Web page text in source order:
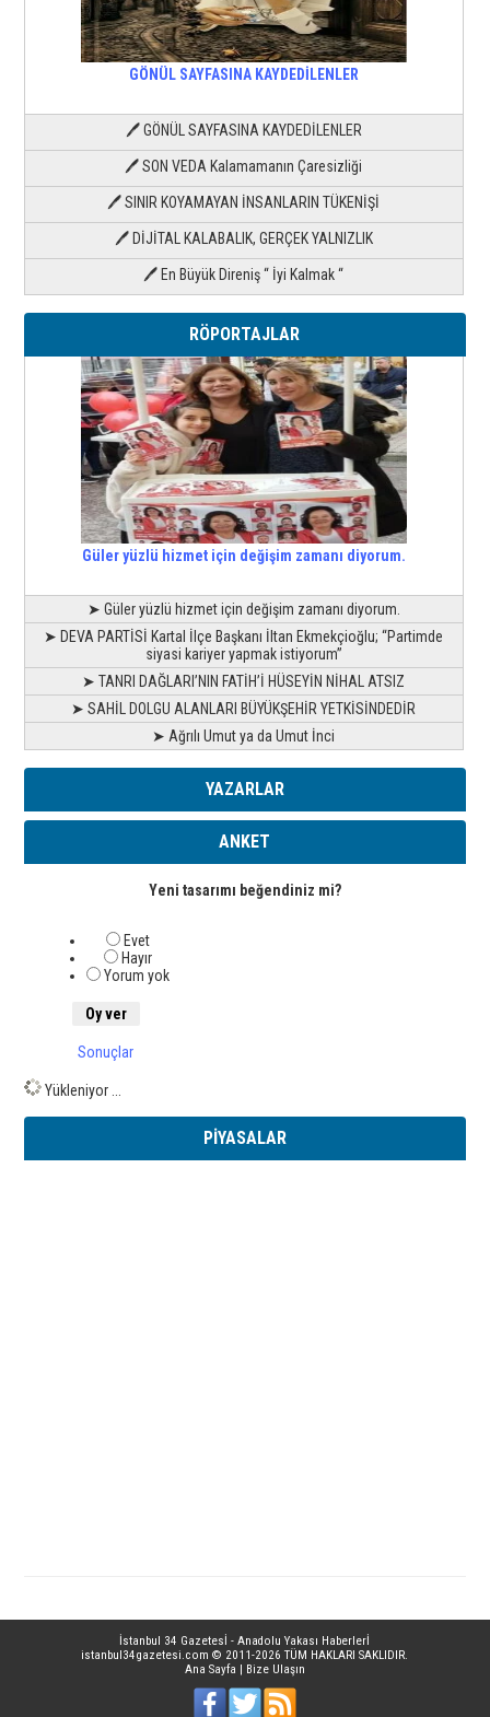
GÖNÜL SAYFASINA KAYDEDİLENLER
🖊 GÖNÜL SAYFASINA KAYDEDİLENLER
🖊 SON VEDA Kalamamanın Çaresizliği
🖊 SINIR KOYAMAYAN İNSANLARIN TÜKENİŞİ
🖊 DİJİTAL KALABALIK, GERÇEK YALNIZLIK
🖊 En Büyük Direniş “ İyi Kalmak “
RÖPORTAJLAR
Güler yüzlü hizmet için değişim zamanı diyorum.
➤ Güler yüzlü hizmet için değişim zamanı diyorum.
➤ DEVA PARTİSİ Kartal İlçe Başkanı İltan Ekmekçioğlu; “Partimde
siyasi kariyer yapmak istiyorum”
➤ TANRI DAĞLARI’NIN FATİH’İ HÜSEYİN NİHAL ATSIZ
➤ SAHİL DOLGU ALANLARI BÜYÜKŞEHİR YETKİSİNDEDİR
➤ Ağrılı Umut ya da Umut İnci
YAZARLAR
ANKET
Yeni tasarımı beğendiniz mi?
Evet
Hayır
Yorum yok
Sonuçlar
Yükleniyor ...
PİYASALAR
İstanbul 34 Gazetesİ - Anadolu Yakası Haberlerİ
istanbul34gazetesi.com © 2011-2026 TÜM HAKLARI SAKLIDIR.
Ana Sayfa
Bize Ulaşın